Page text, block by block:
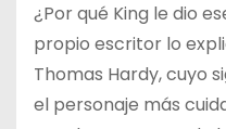
¿Por qué King le dio
propio escritor lo
Thomas Hardy, cuyo
el personaje más